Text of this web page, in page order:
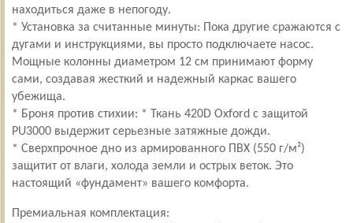
находиться даже в непогоду.
* Установка за считанные минуты: Пока другие сражаются с
дугами и инструкциями, вы просто подключаете насос.
Мощные колонны диаметром 12 см принимают форму
сами, создавая жесткий и надежный каркас вашего
убежища.
* Броня против стихии: * Ткань 420D Охfоrd с защитой
РU3000 выдержит серьезные затяжные дожди.
* Сверхпрочное дно из армированного ПВХ (550 г/м²)
защитит от влаги, холода земли и острых веток. Это
настоящий «фундамент» вашего комфорта.
Премиальная комплектация: